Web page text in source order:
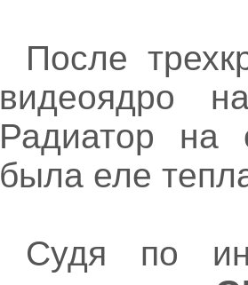
После
видеоядро
Радиатор на
была еле
Судя по